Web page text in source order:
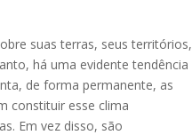
suas terras, seus territórios,
há uma evidente tendência
de forma permanente, as
constituir esse clima
Em vez disso, são